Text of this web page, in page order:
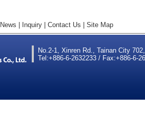
News | Inquiry | Contact Us | Site Map
No.2-1, Xinren Rd., Tainan City
Tel:+886-6-2632233 / Fax:+886-6-